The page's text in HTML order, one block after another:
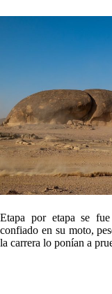
Etapa por etapa se
confiado en su moto,
la carrera lo ponían a